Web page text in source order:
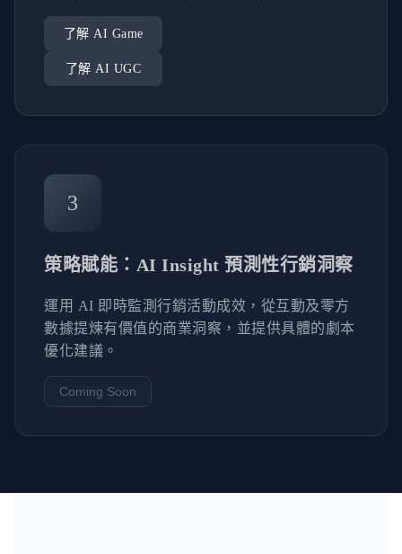
了解 AI Game
了解 AI UGC
3
策略賦能：AI Insight 預測性行銷洞察
運用 AI 即時監測行銷活動成效，從互動及零方
數據提煉有價值的商業洞察，並提供具體的劇本
優化建議。
Coming Soon